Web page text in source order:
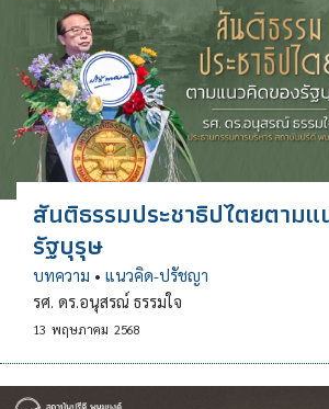
สันติธรรมประชาธิปไตยตาม
รัฐบุรุษ
บทความ • แนวคิด-ปรัชญา
รศ. ดร.อนุสรณ์ ธรรมใจ
13 พฤษภาคม 2568